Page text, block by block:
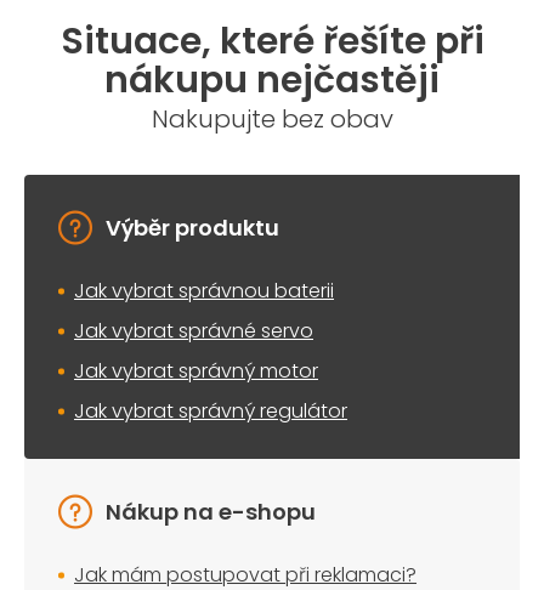
Situace, které řešíte při
nákupu nejčastěji
Nakupujte bez obav
Výběr produktu
Jak vybrat správnou baterii
Jak vybrat správné servo
Jak vybrat správný motor
Jak vybrat správný regulátor
Nákup na e-shopu
Jak mám postupovat při reklamaci?